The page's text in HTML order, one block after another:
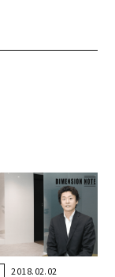
2018.02.02